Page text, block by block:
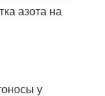
азота на
у